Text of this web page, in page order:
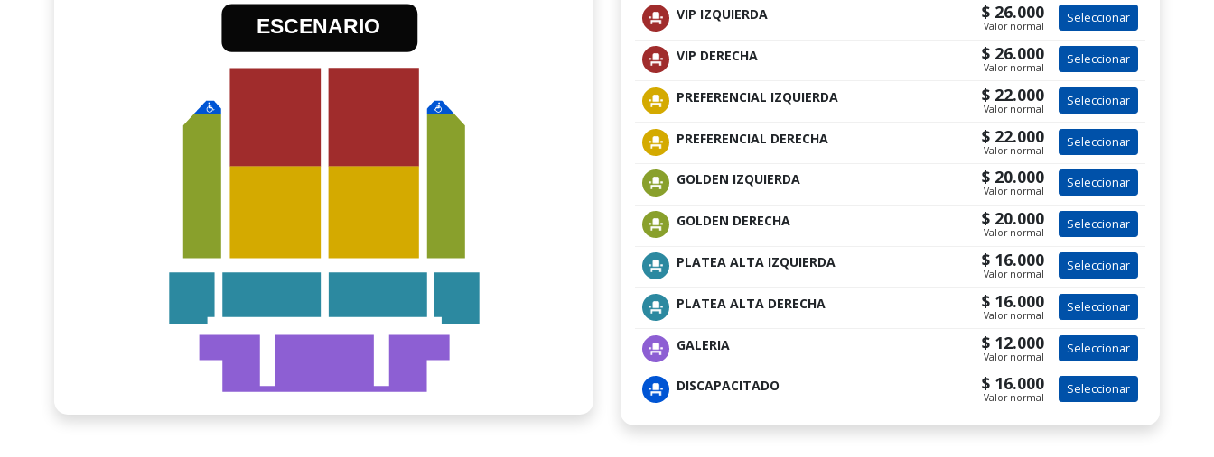
ESCENARIO
VIP IZQUIERDA $ 26.000
Valor normal
Seleccionar
VIP DERECHA $ 26.000
Valor normal
Seleccionar
PREFERENCIAL IZQUIERDA $ 22.000
Valor normal
Seleccionar
PREFERENCIAL DERECHA $ 22.000
Valor normal
Seleccionar
GOLDEN IZQUIERDA $ 20.000
Valor normal
Seleccionar
GOLDEN DERECHA $ 20.000
Valor normal
Seleccionar
PLATEA ALTA IZQUIERDA $ 16.000
Valor normal
Seleccionar
PLATEA ALTA DERECHA $ 16.000
Valor normal
Seleccionar
GALERIA $ 12.000
Valor normal
Seleccionar
DISCAPACITADO $ 16.000
Valor normal
Seleccionar